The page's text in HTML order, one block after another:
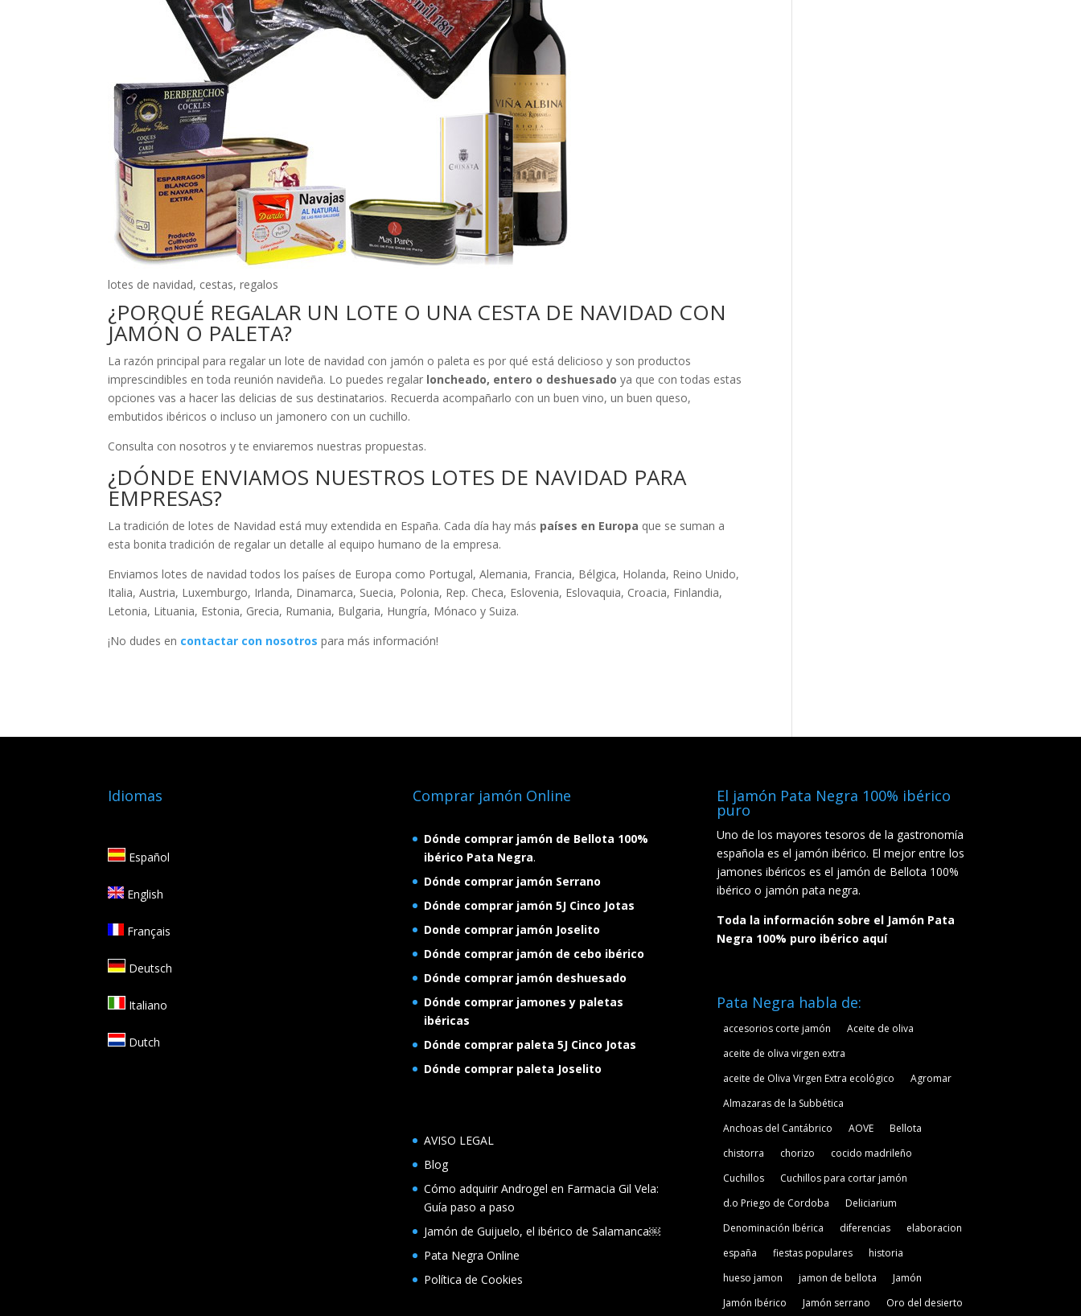
lotes de navidad, cestas, regalos
¿PORQUÉ REGALAR UN LOTE O UNA CESTA DE NAVIDAD CON
JAMÓN O PALETA?
La razón principal para regalar un lote de navidad con jamón o paleta es por qué está delicioso y son productos
imprescindibles en toda reunión navideña. Lo puedes regalar loncheado, entero o deshuesado ya que con todas estas
opciones vas a hacer las delicias de sus destinatarios. Recuerda acompañarlo con un buen vino, un buen queso,
embutidos ibéricos o incluso un jamonero con un cuchillo.
Consulta con nosotros y te enviaremos nuestras propuestas.
¿DÓNDE ENVIAMOS NUESTROS LOTES DE NAVIDAD PARA
EMPRESAS?
La tradición de lotes de Navidad está muy extendida en España. Cada día hay más países en Europa que se suman a
esta bonita tradición de regalar un detalle al equipo humano de la empresa.
Enviamos lotes de navidad todos los países de Europa como Portugal, Alemania, Francia, Bélgica, Holanda, Reino Unido,
Italia, Austria, Luxemburgo, Irlanda, Dinamarca, Suecia, Polonia, Rep. Checa, Eslovenia, Eslovaquia, Croacia, Finlandia,
Letonia, Lituania, Estonia, Grecia, Rumania, Bulgaria, Hungría, Mónaco y Suiza.
¡No dudes en contactar con nosotros para más información!
Idiomas
Español
English
Français
Deutsch
Italiano
Dutch
Comprar jamón Online
Dónde comprar jamón de Bellota 100%
ibérico Pata Negra.
Dónde comprar jamón Serrano
Dónde comprar jamón 5J Cinco Jotas
Donde comprar jamón Joselito
Dónde comprar jamón de cebo ibérico
Dónde comprar jamón deshuesado
Dónde comprar jamones y paletas
ibéricas
Dónde comprar paleta 5J Cinco Jotas
Dónde comprar paleta Joselito
AVISO LEGAL
Blog
Cómo adquirir Androgel en Farmacia Gil Vela:
Guía paso a paso
Jamón de Guijuelo, el ibérico de Salamanca￼
Pata Negra Online
Política de Cookies
El jamón Pata Negra 100% ibérico
puro
Uno de los mayores tesoros de la gastronomía
española es el jamón ibérico. El mejor entre los
jamones ibéricos es el jamón de Bellota 100%
ibérico o jamón pata negra.
Toda la información sobre el Jamón Pata
Negra 100% puro ibérico aquí
Pata Negra habla de:
accesorios corte jamón
Aceite de oliva
aceite de oliva virgen extra
aceite de Oliva Virgen Extra ecológico
Agromar
Almazaras de la Subbética
Anchoas del Cantábrico
AOVE
Bellota
chistorra
chorizo
cocido madrileño
Cuchillos
Cuchillos para cortar jamón
d.o Priego de Cordoba
Deliciarium
Denominación Ibérica
diferencias
elaboracion
españa
fiestas populares
historia
hueso jamon
jamon de bellota
Jamón
Jamón Ibérico
Jamón serrano Oro del desierto